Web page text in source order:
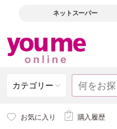
ネットスーパー
カテゴリー
お気に入り 購入履歴